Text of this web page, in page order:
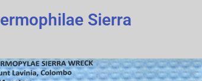
Sierra